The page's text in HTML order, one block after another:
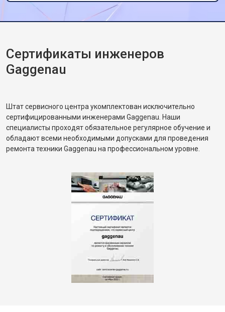
Сертификаты инженеров
Gaggenau
Штат сервисного центра укомплектован исключительно
сертифицированными инженерами Gaggenau. Наши
специалисты проходят обязательное регулярное обучение и
обладают всеми необходимыми допусками для проведения
ремонта техники Gaggenau на профессиональном уровне.